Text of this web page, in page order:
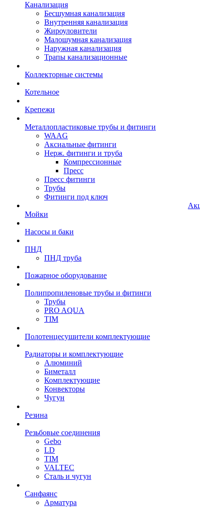
Канализация
Бесшумная канализация
Внутренняя канализация
Жироуловители
Малошумная канализация
Наружная канализация
Трапы канализационные
Коллекторные системы
Котельное
Крепежи
Металлопластиковые трубы и фитинги
WAAG
Аксиальные фитинги
Нерж. фитинги и труба
Компрессионные
Пресс
Пресс фитинги
Трубы
Фитинги под ключ
Мойки
Насосы и баки
ПНД
ПНД труба
Пожарное оборудование
Полипропиленовые трубы и фитинги
Трубы
PRO AQUA
TIM
Полотенцесушители комплектующие
Радиаторы и комплектующие
Алюминий
Биметалл
Комплектующие
Конвекторы
Чугун
Резина
Резьбовые соединения
Gebo
LD
TIM
VALTEC
Сталь и чугун
Санфаянс
Арматура